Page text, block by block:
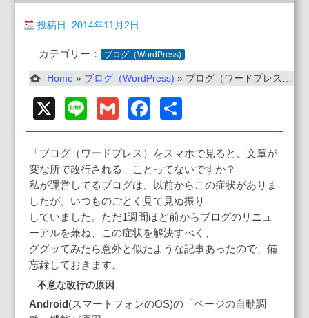
投稿日: 2014年11月2日
カテゴリー： ブログ（WordPress)
Home » ブログ（WordPress) » ブログ（ワードプレス）をスマホで見ると、文章が変な所で改行される
X Line GmailFacebook
有
「ブログ（ワードプレス）をスマホで見ると、文章が
変な所で改行される」ことってないですか？
私が運営してるブログは、以前からこの症状がありま
したが、いつものごとく見て見ぬ振り
していました。ただ1週間ほど前からブログのリニュ
ーアルを兼ね、この症状を解決すべく、
ググッてみたら意外と似たような記事あったので、備
忘録しておきます。
不意な改行の原因
Android (スマートフォンのOS)の「ページの自動調